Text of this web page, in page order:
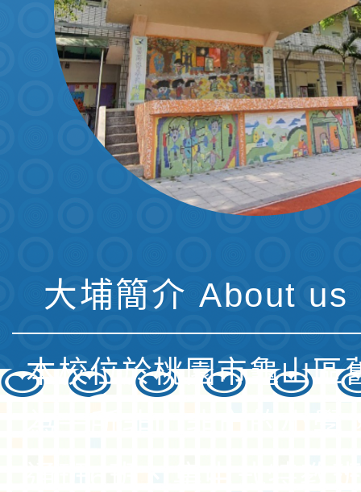
大埔簡介 About us
本校位於桃園市龜山區